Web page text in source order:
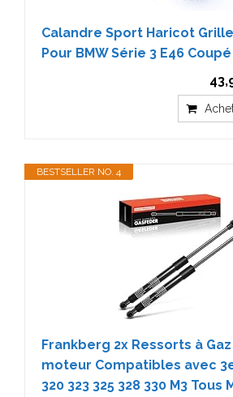
Calandre Sport Haricot
Pour BMW Série 3 E46
BESTSELLER NO. 4
Frankberg 2x Ressorts à
moteur Compatibles avec
320 323 325 328 330 M3 Tous